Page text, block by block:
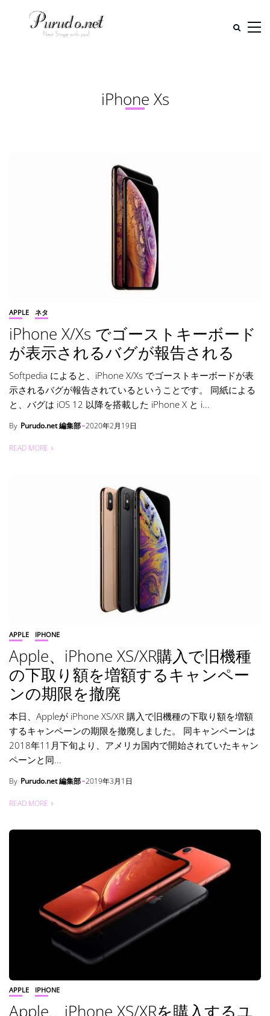
iPhone Xs
APPLE ネタ
iPhone X/Xs でゴーストキーボード
が表示されるバグが報告される
Softpedia によると、iPhone X/Xs でゴーストキーボードが表
示されるバグが報告されているということです。 同紙による
と、バグは iOS 12 以降を搭載した iPhone X と i...
By Purudo.net 編集部 2020年2月19日
READ MORE
APPLE IPHONE
Apple、iPhone XS/XR購入で旧機種
の下取り額を増額するキャンペー
ンの期限を撤廃
本日、Appleが iPhone XS/XR 購入で旧機種の下取り額を増額
するキャンペーンの期限を撤廃しました。 同キャンペーンは
2018年11月下旬より、アメリカ国内で開始されていたキャン
ペーンと同...
By Purudo.net 編集部 2019年3月1日
READ MORE
APPLE IPHONE
Apple、iPhone XS/XRを購入するユ